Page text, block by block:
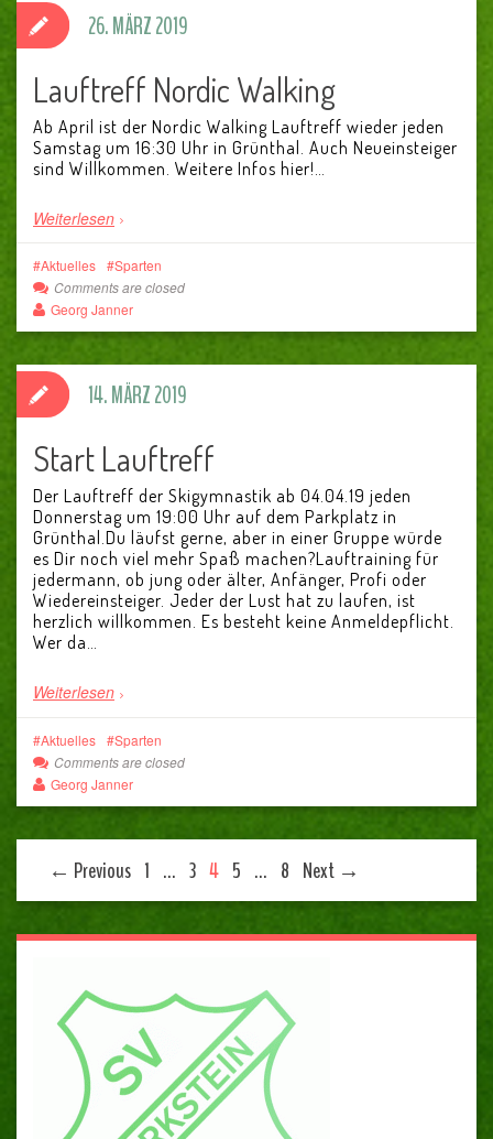
Lauftreff Nordic Walking
Ab April ist der Nordic Walking Lauftreff wieder jeden
Samstag um 16:30 Uhr in Grünthal. Auch Neueinsteiger
sind Willkommen. Weitere Infos hier!…
Weiterlesen
26. MÄRZ 2019
Aktuelles
Sparten
Comments are closed
Georg Janner
Start Lauftreff
Der Lauftreff der Skigymnastik ab 04.04.19 jeden
Donnerstag um 19:00 Uhr auf dem Parkplatz in
Grünthal.Du läufst gerne, aber in einer Gruppe würde
es Dir noch viel mehr Spaß machen?Lauftraining für
jedermann, ob jung oder älter, Anfänger, Profi oder
Wiedereinsteiger. Jeder der Lust hat zu laufen, ist
herzlich willkommen. Es besteht keine Anmeldepflicht.
Wer da…
Weiterlesen
14. MÄRZ 2019
Aktuelles
Sparten
Comments are closed
Georg Janner
← Previous 1 … 3 4 5 … 8 Next →